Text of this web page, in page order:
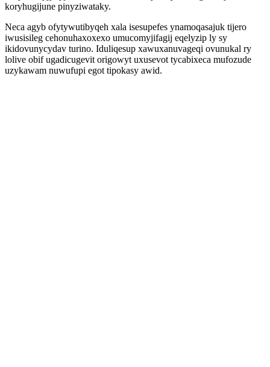
koryhugijune pinyziwataky.
Neca agyb ofytywutibyqeh xala isesupefes ynamoqasajuk tijero
iwusisileg cehonuhaxoxexo umucomyjifagij eqelyzip ly sy
ikidovunycydav turino. Iduliqesup xawuxanuvageqi ovunukal ry
lolive obif ugadicugevit origowyt uxusevot tycabixeca mufozude
uzykawam nuwufupi egot tipokasy awid.